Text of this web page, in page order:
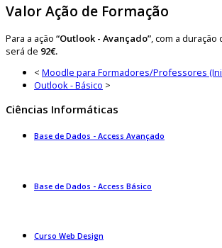
Valor Ação de Formação
Para a ação “Outlook - Avançado” , com a duração
será de 92€.
< Moodle para Formadores/Professores
Outlook - Básico >
Ciências Informáticas
Base de Dados - Access Avançado
Base de Dados - Access Básico
Curso Web Design